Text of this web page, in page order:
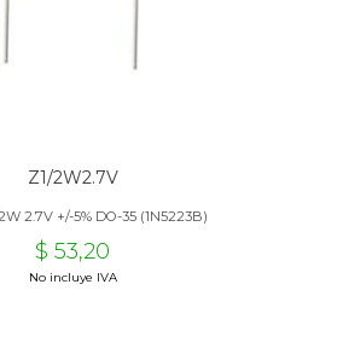
Z1/2W2.7V
2.7V +/-5% DO-35 (1N5223B)
$ 53,20
No incluye IVA